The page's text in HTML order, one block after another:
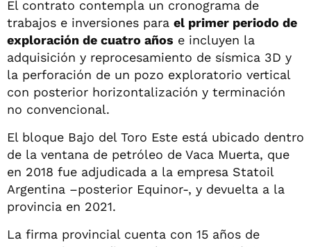
El contrato contempla un cronograma de
trabajos e inversiones para el primer periodo de
exploración de cuatro años e incluyen la
adquisición y reprocesamiento de sísmica 3D y
la perforación de un pozo exploratorio vertical
con posterior horizontalización y terminación
no convencional.
El bloque Bajo del Toro Este está ubicado dentro
de la ventana de petróleo de Vaca Muerta, que
en 2018 fue adjudicada a la empresa Statoil
Argentina –posterior Equinor-, y devuelta a la
provincia en 2021.
La firma provincial cuenta con 15 años de